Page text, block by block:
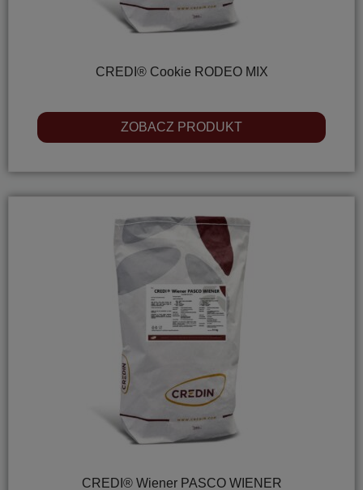
CREDI® Cookie RODEO MIX
ZOBACZ PRODUKT
CREDI® Wiener PASCO WIENER